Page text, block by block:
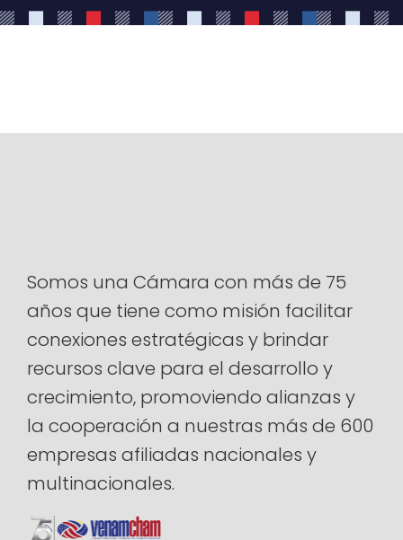
Somos una Cámara con más de 75
años que tiene como misión facilitar
conexiones estratégicas y brindar
recursos clave para el desarrollo y
crecimiento, promoviendo alianzas y
la cooperación a nuestras más de 600
empresas afiliadas nacionales y
multinacionales.